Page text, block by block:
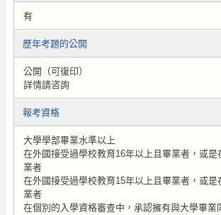
有
歷年考題的公開
公開（可復印）
詳情請咨詢
報考資格
大學學部畢業水準以上
在外國接受過學校教育16年以上且畢業者，或是
業者
在外國接受過學校教育15年以上且畢業者，或是
業者
在個別的入學資格審查中，承認擁有與大學畢業